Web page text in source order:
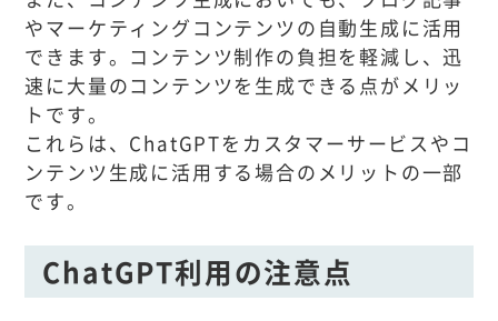
やマーケティングコンテンツの自動生成に活用
できます。コンテンツ制作の負担を軽減し、迅
速に大量のコンテンツを生成できる点がメリッ
トです。
これらは、ChatGPTをカスタマーサービスやコ
ンテンツ生成に活用する場合のメリットの一部
です。
ChatGPT利用の注意点